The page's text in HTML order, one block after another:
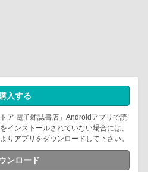
購入する
ア 電子雑誌書店」Androidアプリで読
インストールされていない場合には、
りアプリをダウンロードして下さい。
ンロード